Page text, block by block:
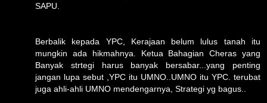
SAPU.
Berbalik kepada YPC, Kerajaan belum lulus tanah itu
mungkin ada hikmahnya. Ketua Bahagian Cheras yang
Banyak strtegi harus banyak bersabar...yang penting
jangan lupa sebut ,YPC itu UMNO..UMNO itu YPC. terubat
juga ahli-ahli UMNO mendengarnya, Strategi yg bagus..